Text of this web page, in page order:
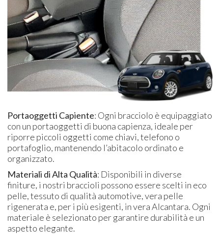
Portaoggetti Capiente: Ogni bracciolo è equipaggiato
con un portaoggetti di buona capienza, ideale per
riporre piccoli oggetti come chiavi, telefono o
portafoglio, mantenendo l’abitacolo ordinato e
organizzato.
Materiali di Alta Qualità: Disponibili in diverse
finiture, i nostri braccioli possono essere scelti in eco
pelle, tessuto di qualità automotive, vera pelle
rigenerata e, per i più esigenti, in vera Alcantara. Ogni
materiale è selezionato per garantire durabilità e un
aspetto elegante.